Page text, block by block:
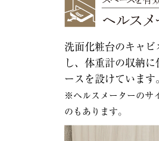
洗面化粧台のキャビ
し、体重計の収納
ースを設けています
※ヘルスメーターのサ
のもあります。